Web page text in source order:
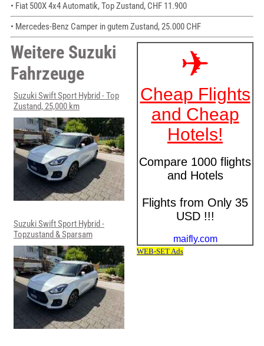
• Fiat 500X 4x4 Automatik, Top Zustand, CHF 11.900
• Mercedes-Benz Camper in gutem Zustand, 25.000 CHF
Weitere Suzuki
Fahrzeuge
Suzuki Swift Sport Hybrid - Top
Zustand, 25,000 km
Suzuki Swift Sport Hybrid -
Topzustand & Sparsam